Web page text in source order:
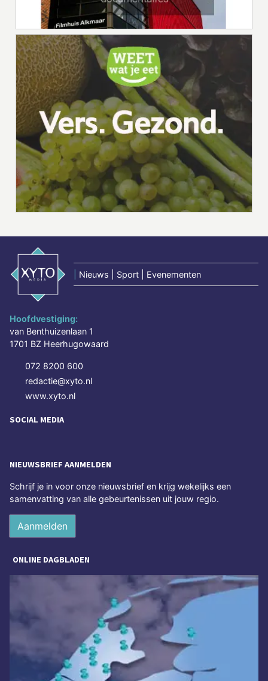
Nieuws | Sport | Evenementen
Hoofdvestiging:
van Benthuizenlaan 1
1701 BZ Heerhugowaard
072 8200 600
redactie@xyto.nl
www.xyto.nl
SOCIAL MEDIA
NIEUWSBRIEF AANMELDEN
Schrijf je in voor onze nieuwsbrief en krijg wekelijks een
samenvatting van alle gebeurtenissen uit jouw regio.
Aanmelden
ONLINE DAGBLADEN